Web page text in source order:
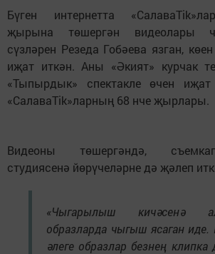
Бүген интернетта
җырына төшергән видеолары
сүзләрен Резеда Гобәева язган,
иҗат иткән. Аны «Әкият» курчак
«Тыпырдык» спектакле өчен
«CалаваTik»ларның 68 нче җырлары.
Видеоны төшергәндә,
студиясенә йөрүчеләрне дә җәлеп
«Чыгарылыш кичәсенә
образларда чыгыш ясаган
әлеге образлар безнең клипка